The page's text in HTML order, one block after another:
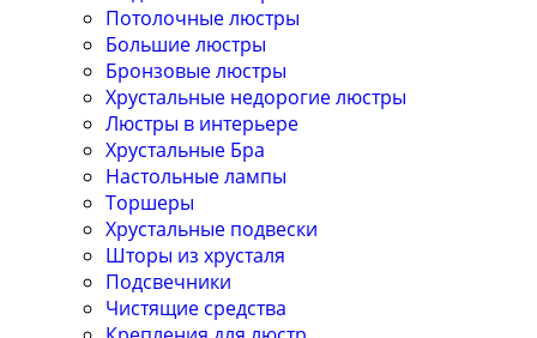
Потолочные люстры
Большие люстры
Бронзовые люстры
Хрустальные недорогие люстры
Люстры в интерьере
Хрустальные Бра
Настольные лампы
Торшеры
Хрустальные подвески
Шторы из хрусталя
Подсвечники
Чистящие средства